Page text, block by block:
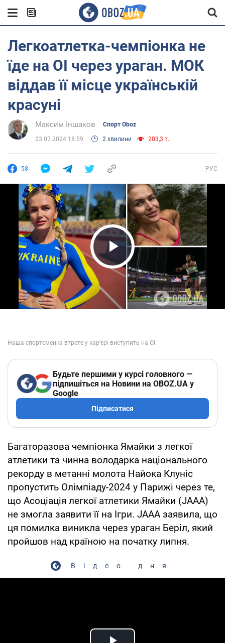
Легкоатлетка-чемпіонка не
їде на ОІ через ураган. МОК
віддав її місце українській
красуні
Максим Іншаков Спорт Oboz
23.07.2024 18:59 2 хвилини 203,3 т.
58 РУС
Play Video
Будьте першими у курсі головного —
підпишіться на Новини на OBOZ.UA у
Google
Підписатися
Багаторазова чемпіонка Ямайки з легкої
атлетики та чинна володарка національного
рекорду в метанні молота Найока Клуніс
пропустить Олімпіаду-2024 у Парижі через те,
що Асоціація легкої атлетики Ямайки (JAAA)
не змогла заявити її на Ігри. JAAA заявила, що
ця помилка виникла через ураган Беріл, який
пройшов над країною на початку липня.
Відео дня